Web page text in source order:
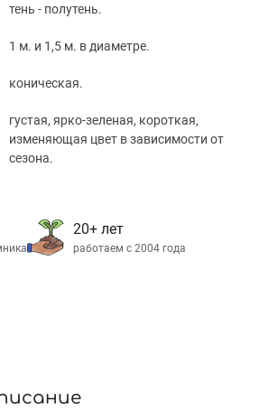
тень - полутень.
1 м. и 1,5 м. в диаметре.
коническая.
густая, ярко-зеленая, короткая,
изменяющая цвет в зависимости от
сезона.
20+ лет
работаем с 2004 года